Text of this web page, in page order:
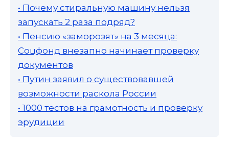
• Почему стиральную машину нельзя
запускать 2 раза подряд?
• Пенсию «заморозят» на 3 месяца:
Соцфонд внезапно начинает проверку
документов
• Путин заявил о существовавшей
возможности раскола России
• 1000 тестов на грамотность и проверку
эрудиции